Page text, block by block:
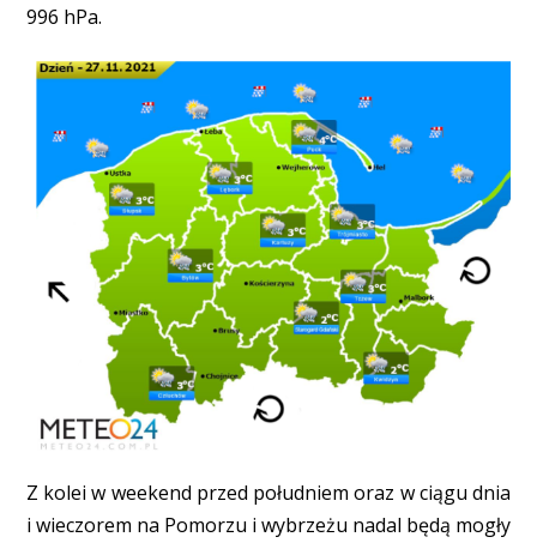
996 hPa.
Z kolei w weekend przed południem oraz w ciągu dnia
i wieczorem na Pomorzu i wybrzeżu nadal będą mogły